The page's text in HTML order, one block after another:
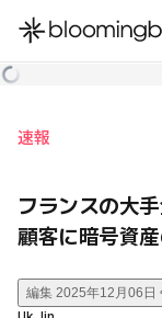
한국어
速報
フランスの大
顧客に暗号資
編集 2025年12月06日